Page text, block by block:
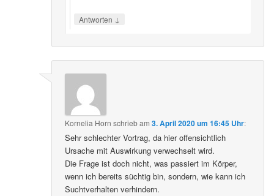
Antworten ↓
Kornelia Horn schriebam3. April 2020 um 16:45 Uhr:
Sehr schlechter Vortrag, da hier offensichtlich
Ursache mit Auswirkung verwechselt wird.
Die Frage ist doch nicht, was passiert im Körper,
wenn ich bereits süchtig bin, sondern, wie kann ich
Suchtverhalten verhindern.